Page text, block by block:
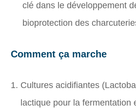
clé dans le développement
bioprotection des
Comment ça marche
Cultures acidifiantes
lactique pour la fermentation